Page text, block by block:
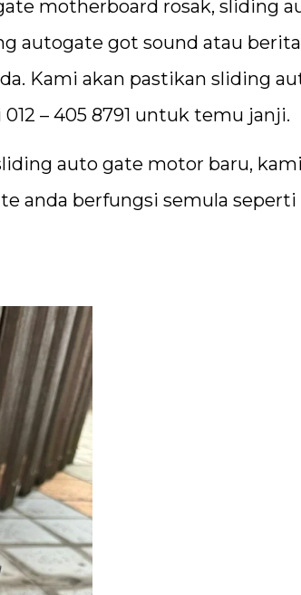
motherboard rosak, sliding
autogate got sound atau
Kami akan pastikan sliding
– 405 8791 untuk temu janji.
auto gate motor baru,
anda berfungsi semula seperti